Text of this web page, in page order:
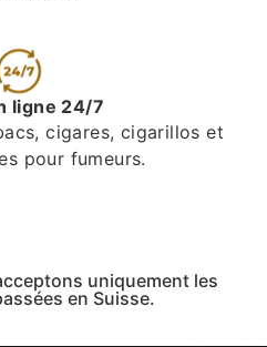
ligne 24/7
cigares, cigarillos et
pour fumeurs.
uniquement les
en Suisse.